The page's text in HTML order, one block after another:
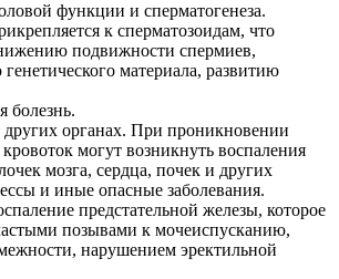
функции и сперматогенеза.
к сперматозоидам, что
подвижности спермиев,
материала, развитию
болезнь.
органах. При проникновении
могут возникнуть воспаления
мозга, сердца, почек и других
и иные опасные заболевания.
предстательной железы, которое
позывами к мочеиспусканию,
нарушением эректильной